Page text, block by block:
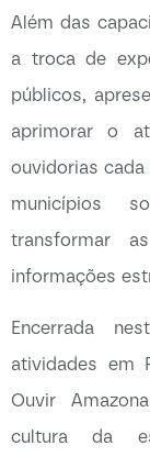
Além das
a troca de
públicos,
aprimorar o
ouvidorias
municípios
transformar
informações
Encerrada
atividades em
Ouvir
cultura da